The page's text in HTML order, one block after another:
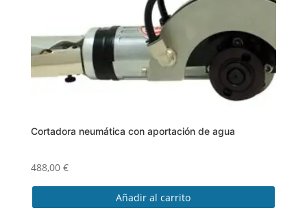
Cortadora neumática con aportación de agua
488,00 €
Añadir al carrito